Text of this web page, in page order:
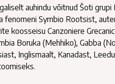
auhindu võitnud Šoti grupi
Symbio Rootsist,
koosseisu Canzoniere
Boruka (Mehhiko), Gabba
Inglismaalt, Kanadast,